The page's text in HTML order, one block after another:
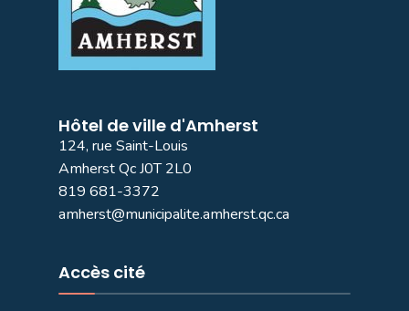
Hôtel de ville d'Amherst
124, rue Saint-Louis
Amherst Qc J0T 2L0
819 681-3372
amherst@municipalite.amherst.qc.ca
Accès cité